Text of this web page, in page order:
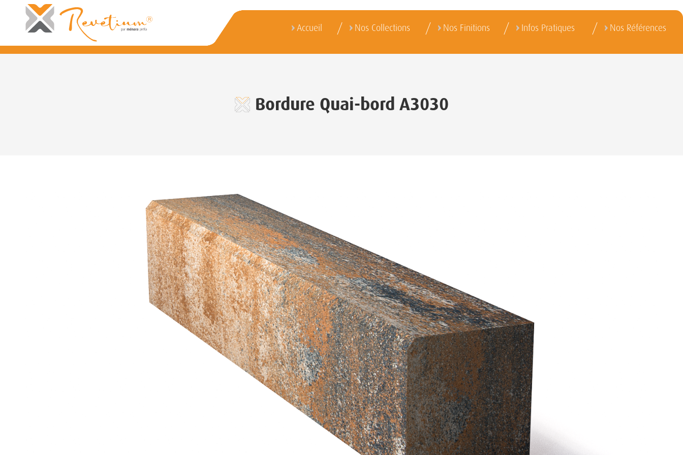
Accueil Nos Collections Nos Finitions Infos Pratiques Nos Références
Bordure Quai-bord A3030